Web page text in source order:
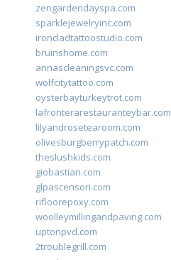
zengardendayspa.com
sparklejewelryinc.com
ironcladtattoostudio.com
bruinshome.com
annascleaningsvc.com
wolfcitytattoo.com
oysterbayturkeytrot.com
lafronterarestauranteybar.com
lilyandrosetearoom.com
olivesburgberrypatch.com
theslushkids.com
giobastian.com
glpascensori.com
rifloorepoxy.com
woolleymillingandpaving.com
uptonpvd.com
2troublegrill.com